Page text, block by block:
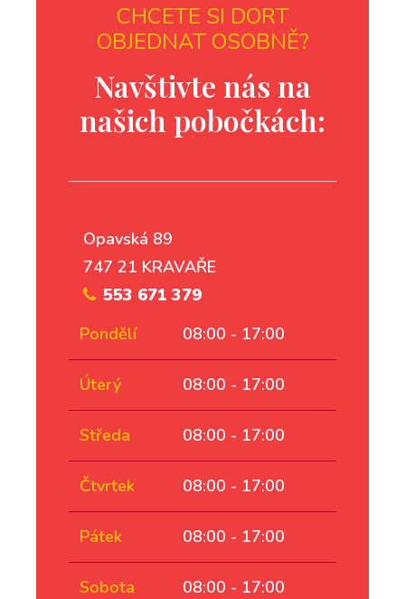
CHCETE SI DORT
OBJEDNAT OSOBNĚ?
Navštivte nás na
našich pobočkách:
Opavská 89
747 21 KRAVAŘE
553 671 379
Pondělí
08:00 - 17:00
Úterý 08:00 - 17:00
Středa 08:00 - 17:00
Čtvrtek 08:00 - 17:00
Pátek 08:00 - 17:00
Sobota 08:00 - 17:00